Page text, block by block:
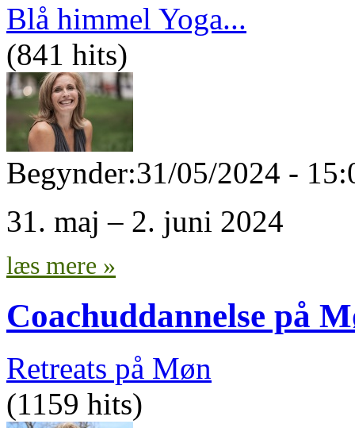
Blå himmel Yoga...
(841 hits)
Begynder:31/05/2024 -
31. maj – 2. juni 2024
læs mere »
Coachuddannelse på
Retreats på Møn
(1159 hits)